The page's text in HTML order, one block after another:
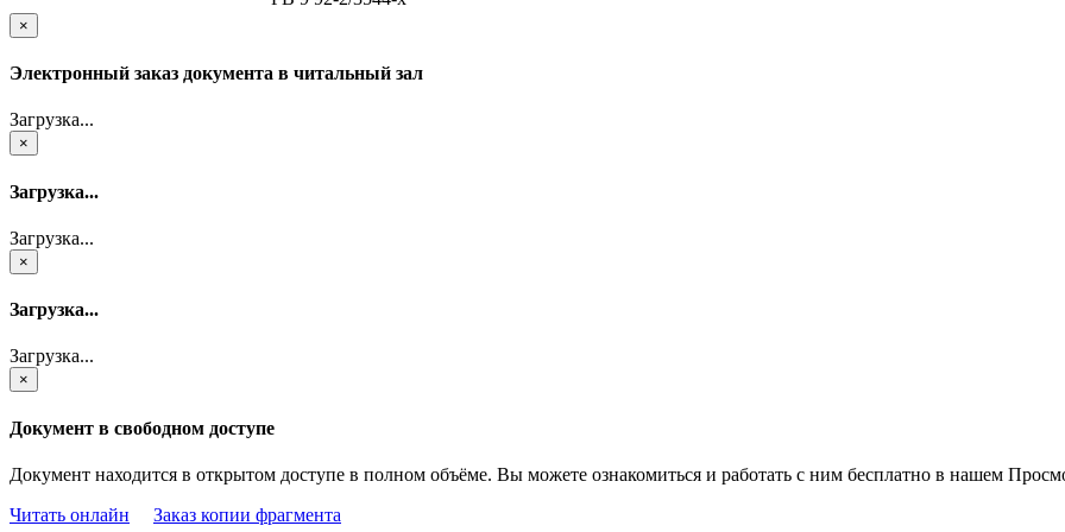
×
Электронный заказ документа в читальный зал
Загрузка...
×
Загрузка...
Загрузка...
×
Загрузка...
Загрузка...
×
Документ в свободном доступе
Документ находится в открытом доступе в полном объёме. Вы можете ознакомиться и работать с ним бесплатно в нашем
Читать онлайн
Заказ копии фрагмента